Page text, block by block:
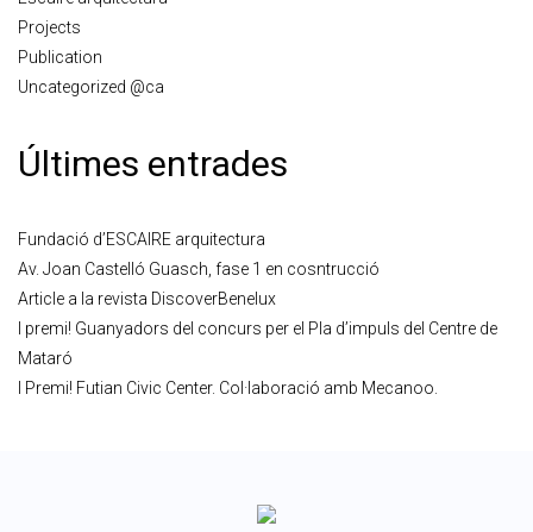
Projects
Publication
Uncategorized @ca
Últimes entrades
Fundació d’ESCAIRE arquitectura
Av. Joan Castelló Guasch, fase 1 en cosntrucció
Article a la revista DiscoverBenelux
I premi! Guanyadors del concurs per el Pla d’impuls del Centre de
Mataró
I Premi! Futian Civic Center. Col·laboració amb Mecanoo.